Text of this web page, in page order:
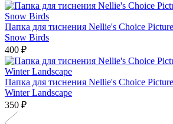
Папка для тиснения Nellie's Choice
Snow Birds
400 ₽
Папка для тиснения Nellie's Choice
Winter Landscape
350 ₽